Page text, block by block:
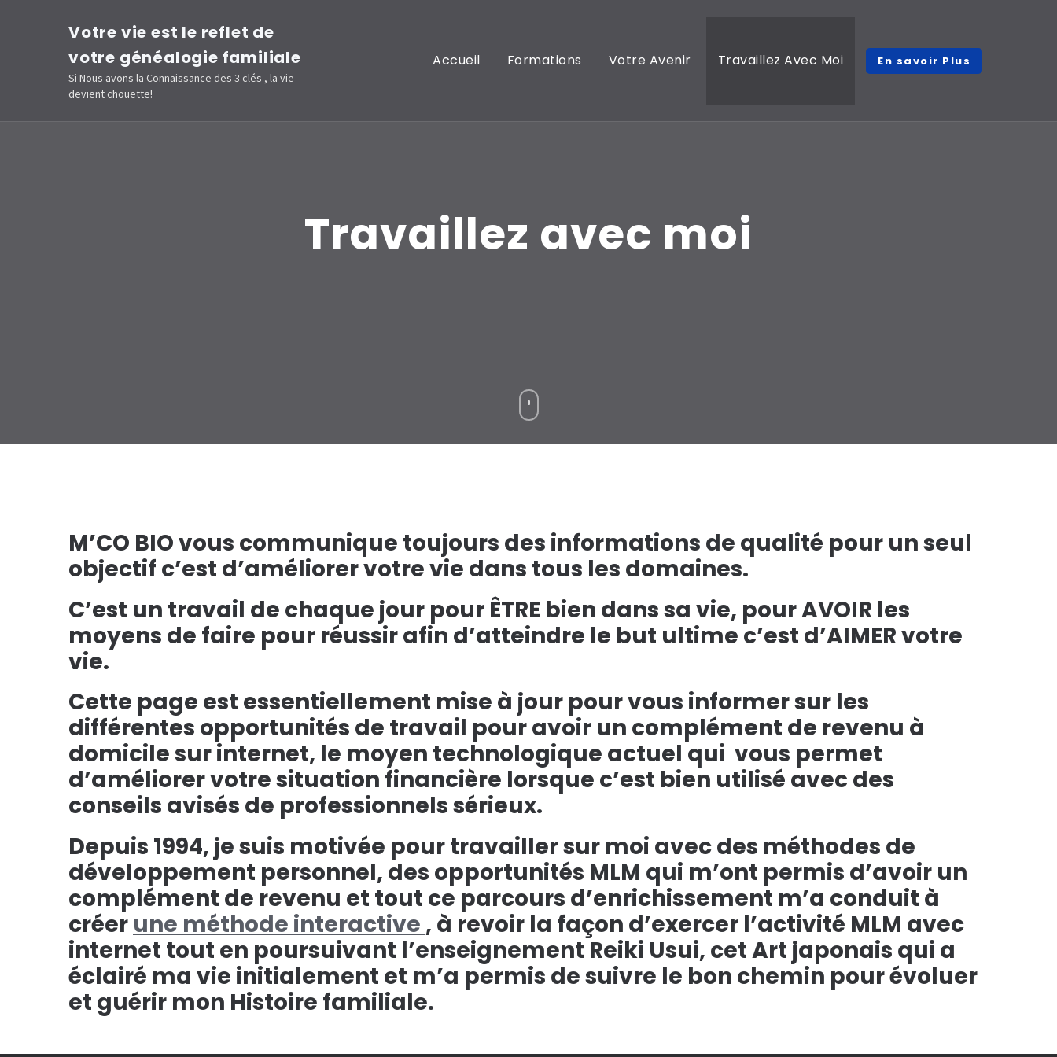
Votre vie est le reflet de
votre généalogie familiale
Si Nous avons la Connaissance des 3 clés , la vie
devient chouette!
Accueil Formations Votre Avenir Travaillez Avec Moi En savoir Plus
Travaillez avec moi
M’CO BIO vous communique toujours des informations de qualité pour un seul
objectif c’est d’améliorer votre vie dans tous les domaines.
C’est un travail de chaque jour pour ÊTRE bien dans sa vie, pour AVOIR les
moyens de faire pour réussir afin d’atteindre le but ultime c’est d’AIMER votre
vie.
Cette page est essentiellement mise à jour pour vous informer sur les
différentes opportunités de travail pour avoir un complément de revenu à
domicile sur internet, le moyen technologique actuel qui vous permet
d’améliorer votre situation financière lorsque c’est bien utilisé avec des
conseils avisés de professionnels sérieux.
Depuis 1994, je suis motivée pour travailler sur moi avec des méthodes de
développement personnel, des opportunités MLM qui m’ont permis d’avoir un
complément de revenu et tout ce parcours d’enrichissement m’a conduit à
créer une méthode interactive , à revoir la façon d’exercer l’activité MLM avec
internet tout en poursuivant l’enseignement Reiki Usui, cet Art japonais qui a
éclairé ma vie initialement et m’a permis de suivre le bon chemin pour évoluer
et guérir mon Histoire familiale.